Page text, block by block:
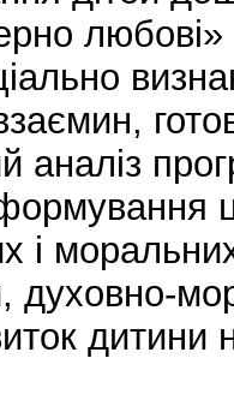
аналіз
і
духовно-
дитини